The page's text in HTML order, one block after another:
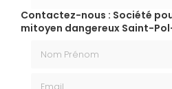
Contactez-nous : Société
mitoyen dangereux Saint-